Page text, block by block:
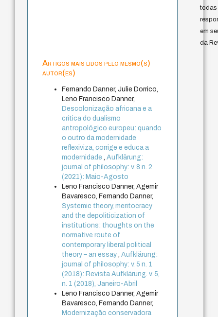
todas
em
da
Artigos mais lidos pelo mesmo(s)
autor(es)
Fernando Danner, Julie Dorrico,
Leno Francisco Danner,
Descolonização africana e a
crítica do dualismo
antropológico europeu: quando
o outro da modernidade
reflexiviza, corrige e educa a
modernidade
,Aufklärung:
journal of philosophy: v. 8 n. 2
(2021): Maio-Agosto
Leno Francisco Danner, Agemir
Bavaresco, Fernando Danner,
Systemic theory, meritocracy
and the depoliticization of
institutions: thoughts on the
normative route of
contemporary liberal political
theory – an essay ,Aufklärung:
journal of philosophy: v. 5 n. 1
(2018): Revista Aufklärung. v. 5,
n. 1 (2018), Janeiro-Abril
Leno Francisco Danner, Agemir
Bavaresco, Fernando Danner,
Modernização conservadora